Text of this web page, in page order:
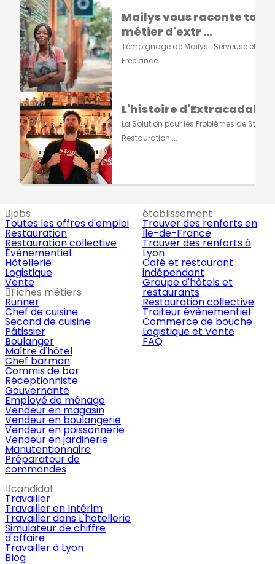
Mailys vous raconte tout
métier d'extr ...
Témoignage de Mailys : Serveuse et
Freelance ...
L'histoire d'Extracadabra
La Solution pour les Problèmes de Staff
Restauration ...
jobs
Toutes les offres d'emploi
Restauration
Restauration collective
Évènementiel
Hôtellerie
Logistique
Vente
Fiches métiers
Runner
Chef de cuisine
Second de cuisine
Pâtissier
Boulanger
Maître d'hôtel
Chef barman
Commis de bar
Réceptionniste
Gouvernante
Employé de ménage
Vendeur en magasin
Vendeur en boulangerie
Vendeur en poissonnerie
Vendeur en jardinerie
Manutentionnaire
Préparateur de
commandes
établissement
Trouver des renforts en
Île-de-France
Trouver des renforts à
Lyon
Café et restaurant
indépendant
Groupe d'hôtels et
restaurants
Restauration collective
Traiteur évènementiel
Commerce de bouche
Logistique et Vente
FAQ
candidat
Travailler
Travailler en Intérim
Travailler dans L'hotellerie
Simulateur de chiffre
d'affaire
Travailler à Lyon
Blog